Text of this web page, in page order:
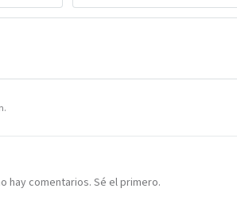
hay comentarios. Sé el primero.